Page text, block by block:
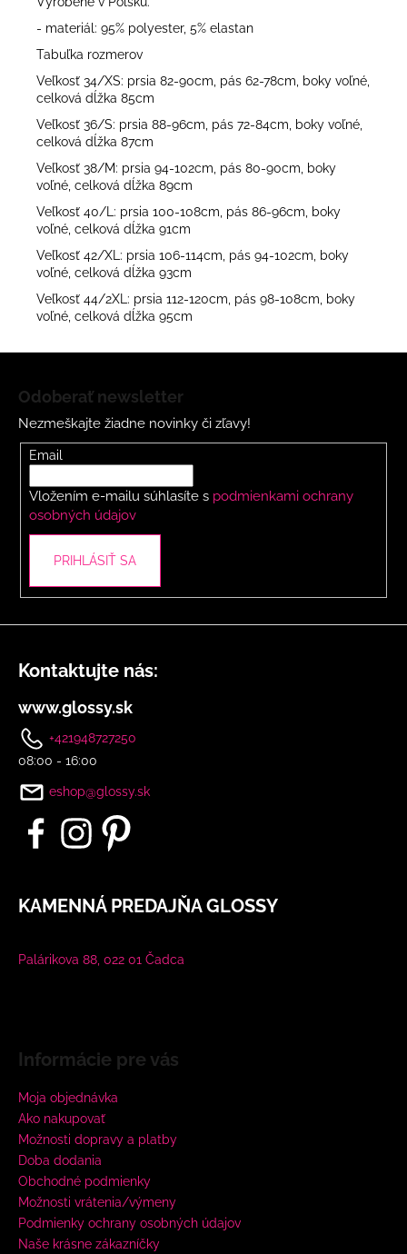
- materiál: 95% polyester, 5% elastan
Tabuľka rozmerov
Veľkosť 34/XS: prsia 82-90cm, pás 62-78cm, boky voľné,
celková dĺžka 85cm
Veľkosť 36/S: prsia 88-96cm, pás 72-84cm, boky voľné,
celková dĺžka 87cm
Veľkosť 38/M: prsia 94-102cm, pás 80-90cm, boky
voľné, celková dĺžka 89cm
Veľkosť 40/L: prsia 100-108cm, pás 86-96cm, boky
voľné, celková dĺžka 91cm
Veľkosť 42/XL: prsia 106-114cm, pás 94-102cm, boky
voľné, celková dĺžka 93cm
Veľkosť 44/2XL: prsia 112-120cm, pás 98-108cm, boky
voľné, celková dĺžka 95cm
Odoberať newsletter
Nezmeškajte žiadne novinky či zľavy!
Email
Vložením e-mailu súhlasíte s podmienkami ochrany
osobných údajov
PRIHLÁSIŤ SA
Kontaktujte nás:
www.glossy.sk
+421948727250
08:00 - 16:00
eshop@glossy.sk
KAMENNÁ PREDAJŇA GLOSSY
Palárikova 88, 022 01 Čadca
Informácie pre vás
Moja objednávka
Ako nakupovať
Možnosti dopravy a platby
Doba dodania
Obchodné podmienky
Možnosti vrátenia/výmeny
Podmienky ochrany osobných údajov
Naše krásne zákazníčky